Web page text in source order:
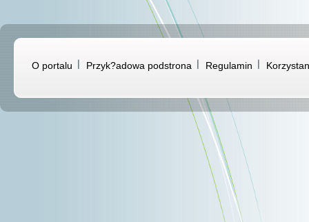
O portalu Przyk?adowa podstrona Regulamin